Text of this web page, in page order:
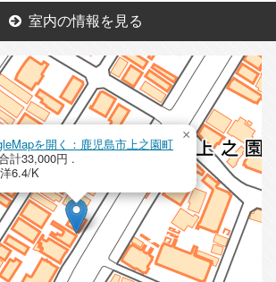
室内の情報を見る
を開く：鹿児島市上之園町
計33,000円 .
6.4/K
×